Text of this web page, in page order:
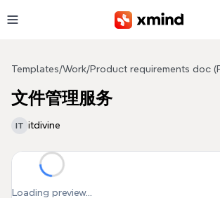
Templates/Work/Product requirements doc
文件管理服务
IT itdivine
Loading preview...